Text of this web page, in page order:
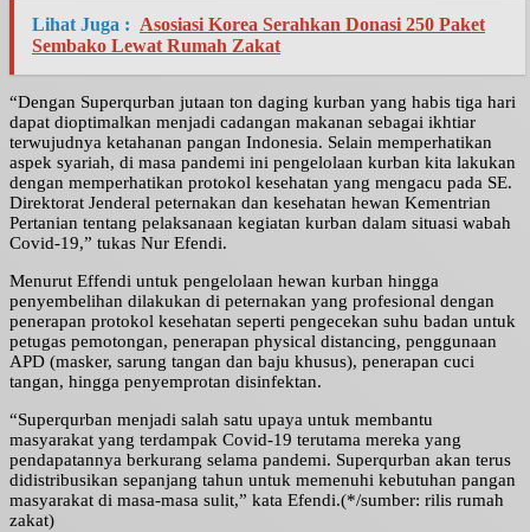
Lihat Juga : Asosiasi Korea Serahkan Donasi 250 Paket
Sembako Lewat Rumah Zakat
“Dengan Superqurban jutaan ton daging kurban yang habis tiga hari
dapat dioptimalkan menjadi cadangan makanan sebagai ikhtiar
terwujudnya ketahanan pangan Indonesia. Selain memperhatikan
aspek syariah, di masa pandemi ini pengelolaan kurban kita lakukan
dengan memperhatikan protokol kesehatan yang mengacu pada SE.
Direktorat Jenderal peternakan dan kesehatan hewan Kementrian
Pertanian tentang pelaksanaan kegiatan kurban dalam situasi wabah
Covid-19,” tukas Nur Efendi.
Menurut Effendi untuk pengelolaan hewan kurban hingga
penyembelihan dilakukan di peternakan yang profesional dengan
penerapan protokol kesehatan seperti pengecekan suhu badan untuk
petugas pemotongan, penerapan physical distancing, penggunaan
APD (masker, sarung tangan dan baju khusus), penerapan cuci
tangan, hingga penyemprotan disinfektan.
“Superqurban menjadi salah satu upaya untuk membantu
masyarakat yang terdampak Covid-19 terutama mereka yang
pendapatannya berkurang selama pandemi. Superqurban akan terus
didistribusikan sepanjang tahun untuk memenuhi kebutuhan pangan
masyarakat di masa-masa sulit,” kata Efendi.(*/sumber: rilis rumah
zakat)